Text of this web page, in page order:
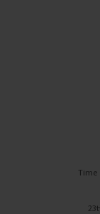
Time